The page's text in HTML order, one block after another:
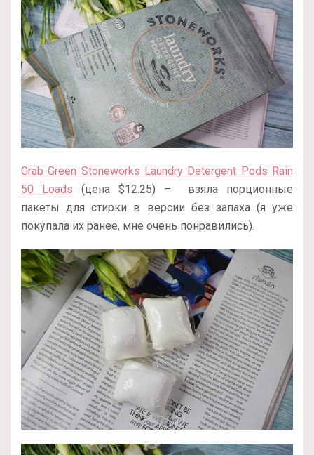
Grab Green Stoneworks Laundry Detergent Pods Rain
50 Loads (цена $12.25) – взяла порционные
пакеты для стирки в версии без запаха (я уже
покупала их ранее, мне очень понравились).